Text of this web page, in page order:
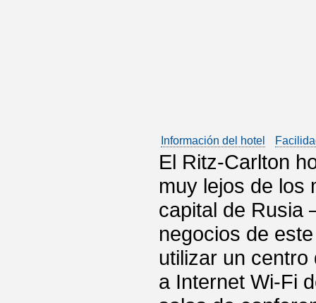
Información del hotel
El Ritz-Carlton
muy lejos de los
capital de Rusia
negocios de
utilizar un
a Internet Wi-Fi